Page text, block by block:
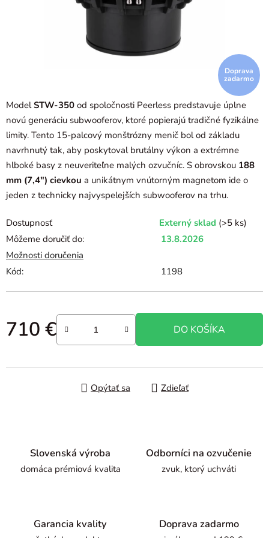
ModelSTW-350 od spoločnosti Peerless predstavuje úplne
novú generáciu subwooferov, ktoré popierajú tradičné fyzikálne
limity. Tento 15-palcový monštrózny menič bol od základu
navrhnutý tak, aby poskytoval brutálny výkon a extrémne
hlboké basy z neuveriteľne malých ozvučníc. S obrovskou 188
mm (7,4") cievkou a unikátnym vnútorným magnetom ide o
jeden z technicky najvyspelejších subwooferov na trhu.
Dostupnosť Externý sklad (>5 ks)
Môžeme doručiť do:
13.8.2026
Možnosti doručenia
Kód:
1198
710 €
Jednotková cena:
DO KOŠÍKA
Opýtať sa Zdieľať
Slovenská výroba
domáca prémiová kvalita
Odborníci na ozvučenie
zvuk, ktorý uchváti
Garancia kvality Doprava zadarmo
Doprava
zadarmo